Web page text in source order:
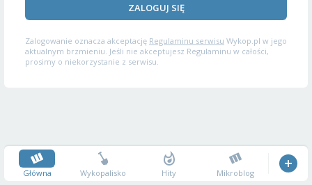
ZALOGUJ SIĘ
Zalogowanie oznacza akceptację Regulaminu serwisu Wykop.pl w jego
aktualnym brzmieniu. Jeśli nie akceptujesz Regulaminu w całości,
prosimy o niekorzystanie z serwisu.
Główna Wykopalisko Hity Mikroblog